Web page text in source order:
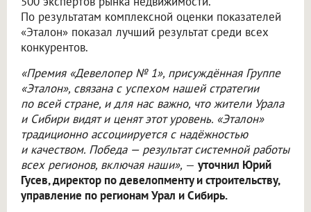
По результатам комплексной оценки показателей
«Эталон» показал лучший результат среди всех
конкурентов.
«Премия «Девелопер № 1», присуждённая Группе
«Эталон», связана с успехом нашей стратегии
по всей стране, и для нас важно, что жители Урала
и Сибири видят и ценят этот уровень. «Эталон»
традиционно ассоциируется с надёжностью
и качеством. Победа — результат системной работы
всех регионов, включая наши», — уточнил Юрий
Гусев, директор по девелопменту и строительству,
управление по регионам Урал и Сибирь.